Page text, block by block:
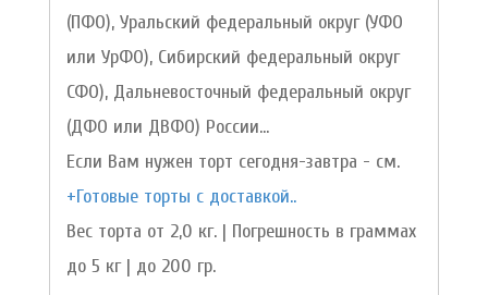
(ПФО), Уральский федеральный округ (УФО
или УрФО), Сибирский федеральный округ
СФО), Дальневосточный федеральный округ
(ДФО или ДВФО) России...
Если Вам нужен торт сегодня-завтра - см.
+Готовые торты с доставкой..
Вес торта от 2,0 кг. | Погрешность в граммах
до 5 кг | до 200 гр.